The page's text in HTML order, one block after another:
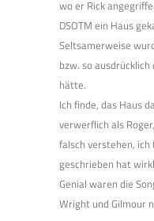
wo er Rick
DSOTM ein Haus
Seltsamerweise
bzw. so
hätte.
Ich finde, das Haus
verwerflich als
falsch verstehen, ich
geschrieben hat
Genial waren die
Wright und Gilmour